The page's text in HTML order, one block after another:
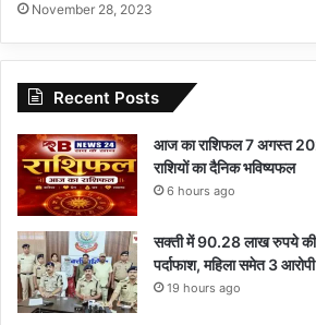
November 28, 2023
Recent Posts
आज का राशिफल 7 अगस्त
राशियों का दैनिक भविष्यफल
6 hours ago
सक्ती में 90.28 लाख रुपये की
पर्दाफाश, महिला समेत 3 आरोपी
19 hours ago